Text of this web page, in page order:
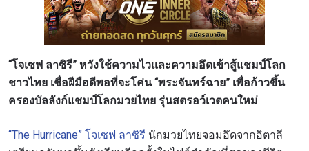
“โจเซฟ ลาซิรี” หวังใช้ความไวและความอึดเข้าสู้แชมป์โลก
ชาวไทย เชื่อฝีมือดีพอที่จะโค่น “พระจันทร์ฉาย” เพื่อก้าวขึ้น
ครองบัลลังก์แชมป์โลกมวยไทย รุ่นสตรอว์เวตคนใหม่
“The Hurricane” โจเซฟ ลาซิรี นักมวยไทยจอมอึดจากอิตาลี